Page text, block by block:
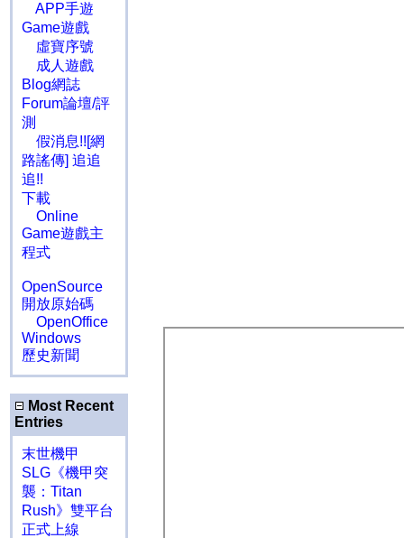
APP手遊
Game遊戲
虛寶序號
成人遊戲
Blog網誌
Forum論壇/評
測
假消息!![網
路謠傳] 追追
追!!
下載
Online
Game遊戲主
程式
OpenSource
開放原始碼
OpenOffice
Windows
歷史新聞
Most Recent
Entries
末世機甲
SLG《機甲突
襲：Titan
Rush》雙平台
正式上線